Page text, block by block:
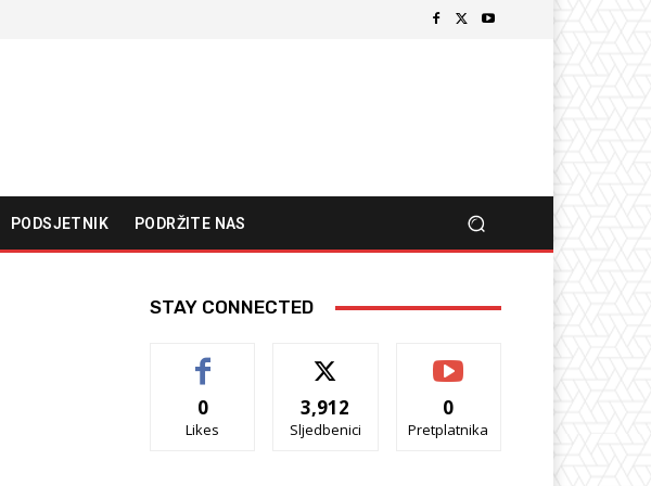
PODSJETNIK PODRŽITE NAS
STAY CONNECTED
0
Likes
3,912
Sljedbenici
0
Pretplatnika